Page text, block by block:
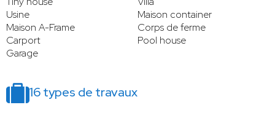
Usine
Maison container
Maison A-Frame
Corps de ferme
Carport
Pool house
Garage
16 types de travaux